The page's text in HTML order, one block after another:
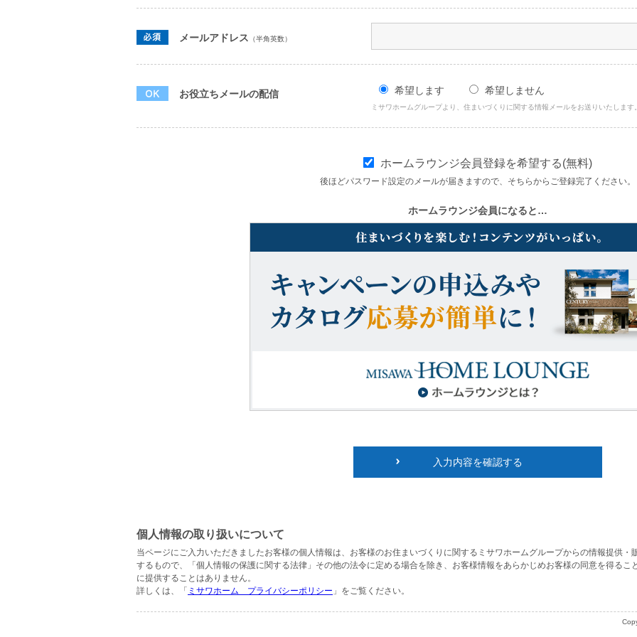
メールアドレス （半角英数）
お役立ちメールの配信 希望します 希望しません
ミサワホームグループより、住まいづくりに関する情報メールをお送りいたします
ホームラウンジ会員登録を希望する(無料)
後ほどパスワード設定のメールが届きますので、そちらからご登録完了ください。
ホームラウンジ会員になると…
入力内容を確認する
個人情報の取り扱いについて
当ページにご入力いただきましたお客様の個人情報は、お客様のお住まいづくりに関するミサワホームグループからの情報提供・
するもので、「個人情報の保護に関する法律」その他の法令に定める場合を除き、お客様情報をあらかじめお客様の同意を得るこ
に提供することはありません。
詳しくは、「 ミサワホーム プライバシーポリシー 」をご覧ください。